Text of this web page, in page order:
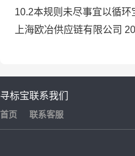
10.2本规则未尽事宜以循环
上海欧冶供应链有限公司
寻标宝
首页
联系我们
联系客服